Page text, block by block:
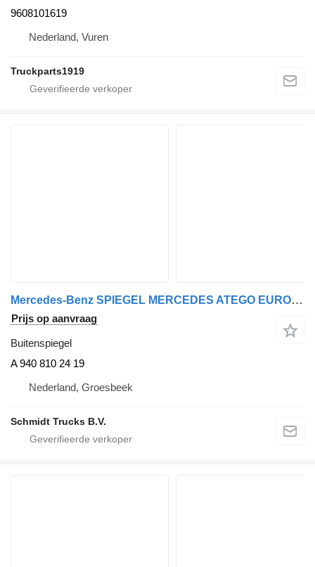
9608101619
Nederland, Vuren
Truckparts1919
Mercedes-Benz SPIEGEL MERCEDES ATEGO EURO 6 MODEL 2020 A 940 810 24 19 buitenspiegel voor vrachtwagen
Prijs op aanvraag
Buitenspiegel
A 940 810 24 19
Nederland, Groesbeek
Schmidt Trucks B.V.